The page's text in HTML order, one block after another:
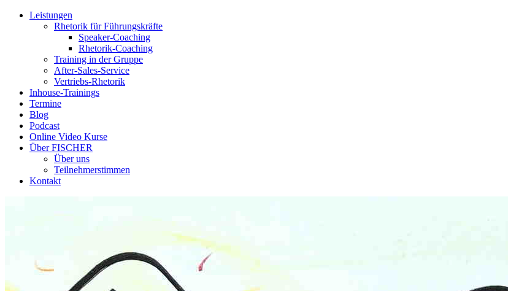
Leistungen
Rhetorik für Führungskräfte
Speaker-Coaching
Rhetorik-Coaching
Training in der Gruppe
After-Sales-Service
Vertriebs-Rhetorik
Inhouse-Trainings
Termine
Blog
Podcast
Online Video Kurse
Über FISCHER
Über uns
Teilnehmerstimmen
Kontakt